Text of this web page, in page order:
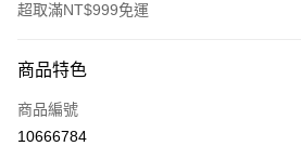
超取滿NT$999免運
信用卡一次付款
超商取貨付款
商品特色
商品編號
10666784